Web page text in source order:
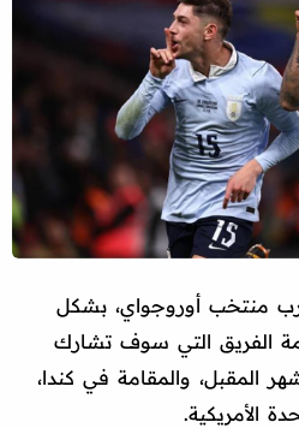
منتخب أوروجواي، بشكل
الفريق التي سوف تشارك
المقبل، والمقامة في كندا،
الأمريكية.